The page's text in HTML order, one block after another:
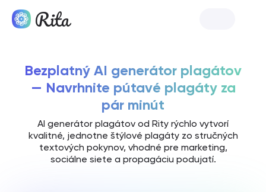
Bezplatný AI generátor plagátov
— Navrhnite pútavé plagáty za
pár minút
AI generátor plagátov od Rity rýchlo vytvorí
kvalitné, jednotne štýlové plagáty zo stručných
textových pokynov, vhodné pre marketing,
sociálne siete a propagáciu podujatí.